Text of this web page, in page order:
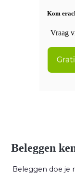
Kom
Vraag
Beleggen
Beleggen doe je